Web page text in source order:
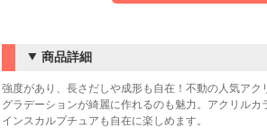
商品詳細
強度があり、長さだしや成形も自在！不動の人気アク
グラデーションが綺麗に作れるのも魅力。アクリルカ
インスカルプチュアも自在に楽しめます。